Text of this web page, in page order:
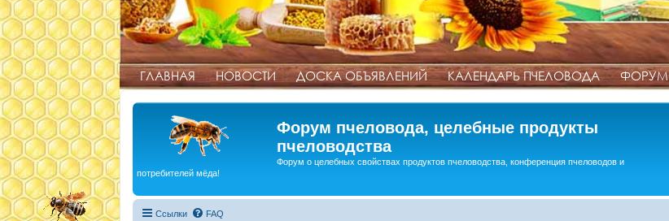
ГЛАВНАЯ НОВОСТИ ДОСКА ОБЪЯВЛЕНИЙ КАЛЕНДАРЬ ПЧЕЛОВОДА ФОРУМ
Форум пчеловода, целебные продукты
пчеловодства
Форум о целебных свойствах продуктов пчеловодства, конференция пчеловодов и
потребителей мёда!
Ссылки FAQ